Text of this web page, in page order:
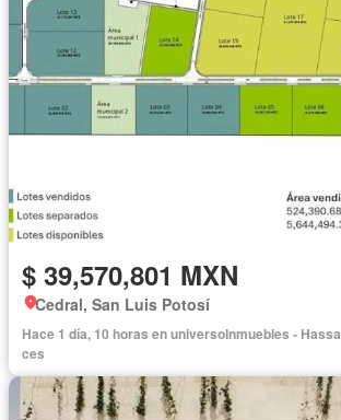
$ 39,570,801 MXN
Cedral, San Luis Potosí
Hace 1 día, 10 horas en universoInmuebles -
ces